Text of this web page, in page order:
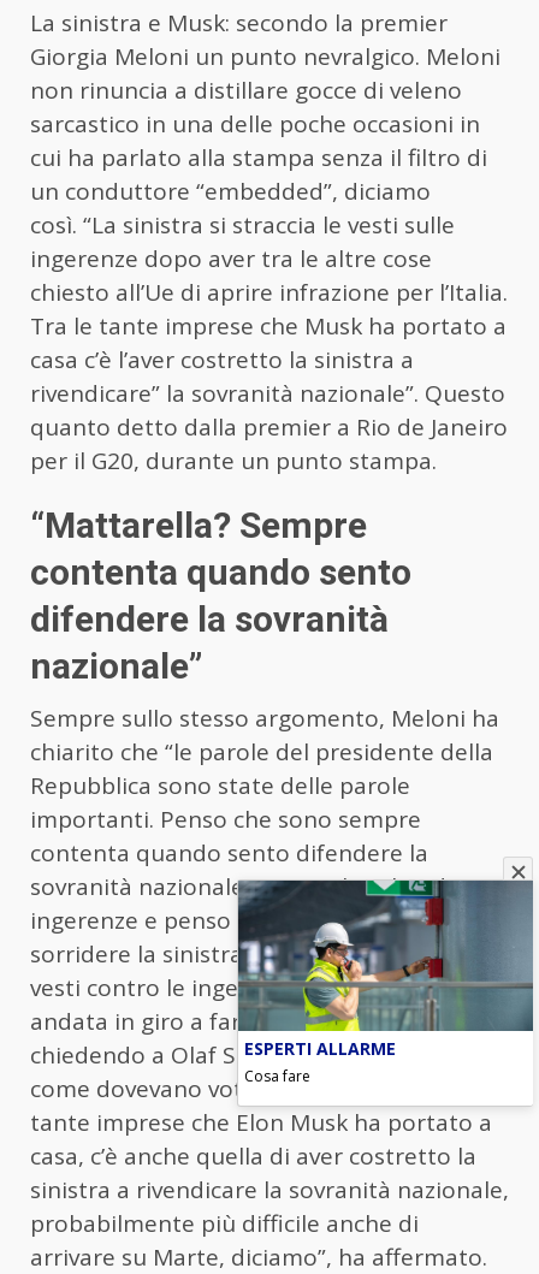
La sinistra e Musk: secondo la premier
Giorgia Meloni un punto nevralgico. Meloni
non rinuncia a distillare gocce di veleno
sarcastico in una delle poche occasioni in
cui ha parlato alla stampa senza il filtro di
un conduttore “embedded”, diciamo
così. “La sinistra si straccia le vesti sulle
ingerenze dopo aver tra le altre cose
chiesto all’Ue di aprire infrazione per l’Italia.
Tra le tante imprese che Musk ha portato a
casa c’è l’aver costretto la sinistra a
rivendicare” la sovranità nazionale”. Questo
quanto detto dalla premier a Rio de Janeiro
per il G20, durante un punto stampa.
“Mattarella? Sempre
contenta quando sento
difendere la sovranità
nazionale”
Sempre sullo stesso argomento, Meloni ha
chiarito che “le parole del presidente della
Repubblica sono state delle parole
importanti. Penso che sono sempre
contenta quando sento difendere la
sovranità nazionale, contro il rischio di
ingerenze e penso che mi fa tanto
sorridere la sinistra che oggi si straccia le
vesti contro le ingerenze dopo essere
andata in giro a fare le campagne elettorali
chiedendo a Olaf Scholz di dire agli italiani
come dovevano votare.Direi che tra le
tante imprese che Elon Musk ha portato a
casa, c’è anche quella di aver costretto la
sinistra a rivendicare la sovranità nazionale,
probabilmente più difficile anche di
arrivare su Marte, diciamo”, ha affermato.
ESPERTI ALLARME
Cosa fare